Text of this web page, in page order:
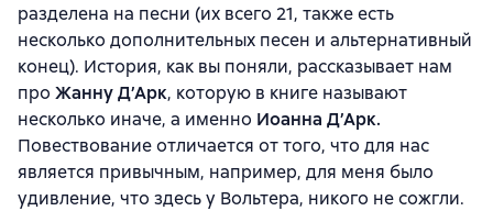
разделена на песни (их всего 21, также есть
несколько дополнительных песен и альтернативный
конец). История, как вы поняли, рассказывает нам
про Жанну Д’Арк, которую в книге называют
несколько иначе, а именно Иоанна Д’Арк.
Повествование отличается от того, что для нас
является привычным, например, для меня было
удивление, что здесь у Вольтера, никого не сожгли.